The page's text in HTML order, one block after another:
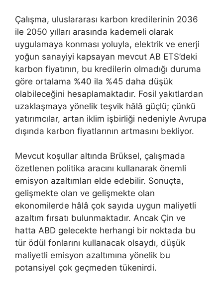
Çalışma, uluslararası karbon kredilerinin 2036
ile 2050 yılları arasında kademeli olarak
uygulamaya konması yoluyla, elektrik ve enerji
yoğun sanayiyi kapsayan mevcut AB ETS’deki
karbon fiyatının, bu kredilerin olmadığı duruma
göre ortalama %40 ila %45 daha düşük
olabileceğini hesaplamaktadır. Fosil yakıtlardan
uzaklaşmaya yönelik teşvik hâlâ güçlü; çünkü
yatırımcılar, artan iklim işbirliği nedeniyle Avrupa
dışında karbon fiyatlarının artmasını bekliyor.
Mevcut koşullar altında Brüksel, çalışmada
özetlenen politika aracını kullanarak önemli
emisyon azaltımları elde edebilir. Sonuçta,
gelişmekte olan ve gelişmekte olan
ekonomilerde hâlâ çok sayıda uygun maliyetli
azaltım fırsatı bulunmaktadır. Ancak Çin ve
hatta ABD gelecekte herhangi bir noktada bu
tür ödül fonlarını kullanacak olsaydı, düşük
maliyetli emisyon azaltımına yönelik bu
potansiyel çok geçmeden tükenirdi.